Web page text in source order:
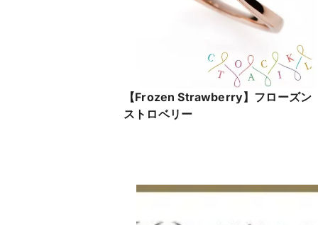
【Frozen Strawberry】フローズン
ストロベリー